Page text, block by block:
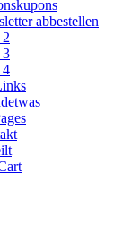
abbestellen
2
3
4